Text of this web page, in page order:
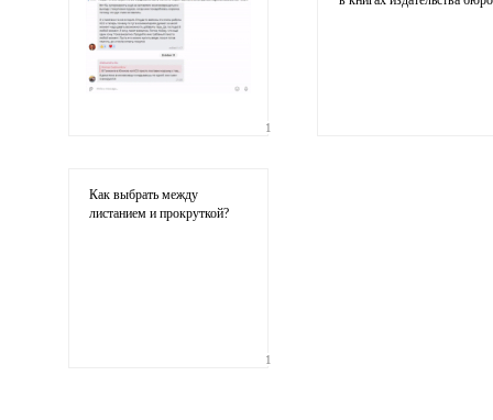
гиф или джипег шириной не более 700 пикселей
1
Как выбрать между
листанием и прокруткой?
1